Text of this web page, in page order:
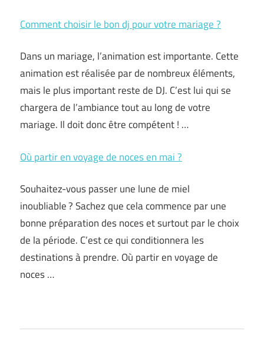
Comment choisir le bon dj pour votre mariage ?
Dans un mariage, l’animation est importante. Cette
animation est réalisée par de nombreux éléments,
mais le plus important reste de DJ. C’est lui qui se
chargera de l’ambiance tout au long de votre
mariage. Il doit donc être compétent ! …
Où partir en voyage de noces en mai ?
Souhaitez-vous passer une lune de miel
inoubliable ? Sachez que cela commence par une
bonne préparation des noces et surtout par le choix
de la période. C’est ce qui conditionnera les
destinations à prendre. Où partir en voyage de
noces …